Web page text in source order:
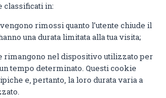
classificati in:
rimossi quanto l’utente chiude il
una durata limitata alla tua visita;
rimangono nel dispositivo utilizzato per
tempo determinato. Questi cookie
e, pertanto, la loro durata varia a